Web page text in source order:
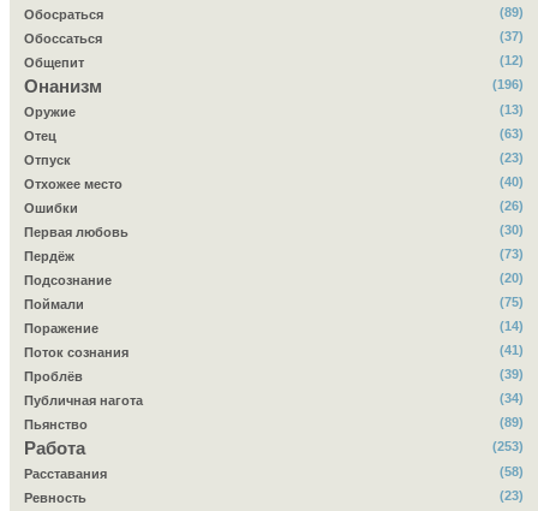
Обосраться
(89)
Обоссаться
(37)
Общепит
(12)
Онанизм
(196)
Оружие
(13)
Отец
(63)
Отпуск
(23)
Отхожее место
(40)
Ошибки
(26)
Первая любовь
(30)
Пердёж
(73)
Подсознание
(20)
Поймали
(75)
Поражение
(14)
Поток сознания
(41)
Проблёв
(39)
Публичная нагота
(34)
Пьянство
(89)
Работа
(253)
Расставания
(58)
Ревность
(23)